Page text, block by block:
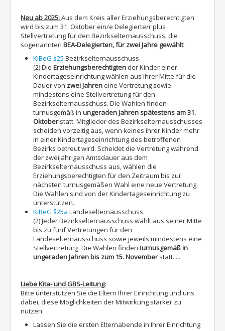
Neu ab 2025:Aus dem Kreis aller Erziehungsberechtigten
wird bis zum 31. Oktober ein/e Delegierte/r plus
Stellvertretung für den Bezirkselternausschuss, die
sogenannten BEA-Delegierten, für zwei Jahre gewählt.
KiBeG §25 Bezirkselternausschuss
(2) Die Erziehungsberechtigten der Kinder einer
Kindertageseinrichtung wählen aus ihrer Mitte für die
Dauer von zwei Jahreneine Vertretung sowie
mindestens eine Stellvertretung für den
Bezirkselternausschuss. Die Wahlen finden
turnusgemäß in ungeraden Jahren spätestens am 31.
Oktoberstatt. Mitglieder des Bezirkselternausschusses
scheiden vorzeitig aus, wenn keines ihrer Kinder mehr
in einer Kindertageseinrichtung des betroffenen
Bezirks betreut wird. Scheidet die Vertretung während
der zweijährigen Amtsdauer aus dem
Bezirkselternausschuss aus, wählen die
Erziehungsberechtigten für den Zeitraum bis zur
nächsten turnusgemäßen Wahl eine neue Vertretung.
Die Wahlen sind von der Kindertageseinrichtung zu
unterstützen.
KiBeG §25a Landeselternausschuss
(2) Jeder Bezirkselternausschuss wählt aus seiner Mitte
bis zu fünf Vertretungen für den
Landeselternausschuss sowie jeweils mindestens eine
Stellvertretung. Die Wahlen finden turnusgemäß in
ungeraden Jahren bis zum 15. Novemberstatt. ...
Liebe Kita- und GBS-Leitung:
Bitte unterstützen Sie die Eltern Ihrer Einrichtung und uns
dabei, diese Möglichkeiten der Mitwirkung stärker zu
nutzen:
Lassen Sie die ersten Elternabende in Ihrer Einrichtung